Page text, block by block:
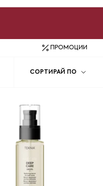
ПРОМОЦИИ
СОРТИРАЙ ПО